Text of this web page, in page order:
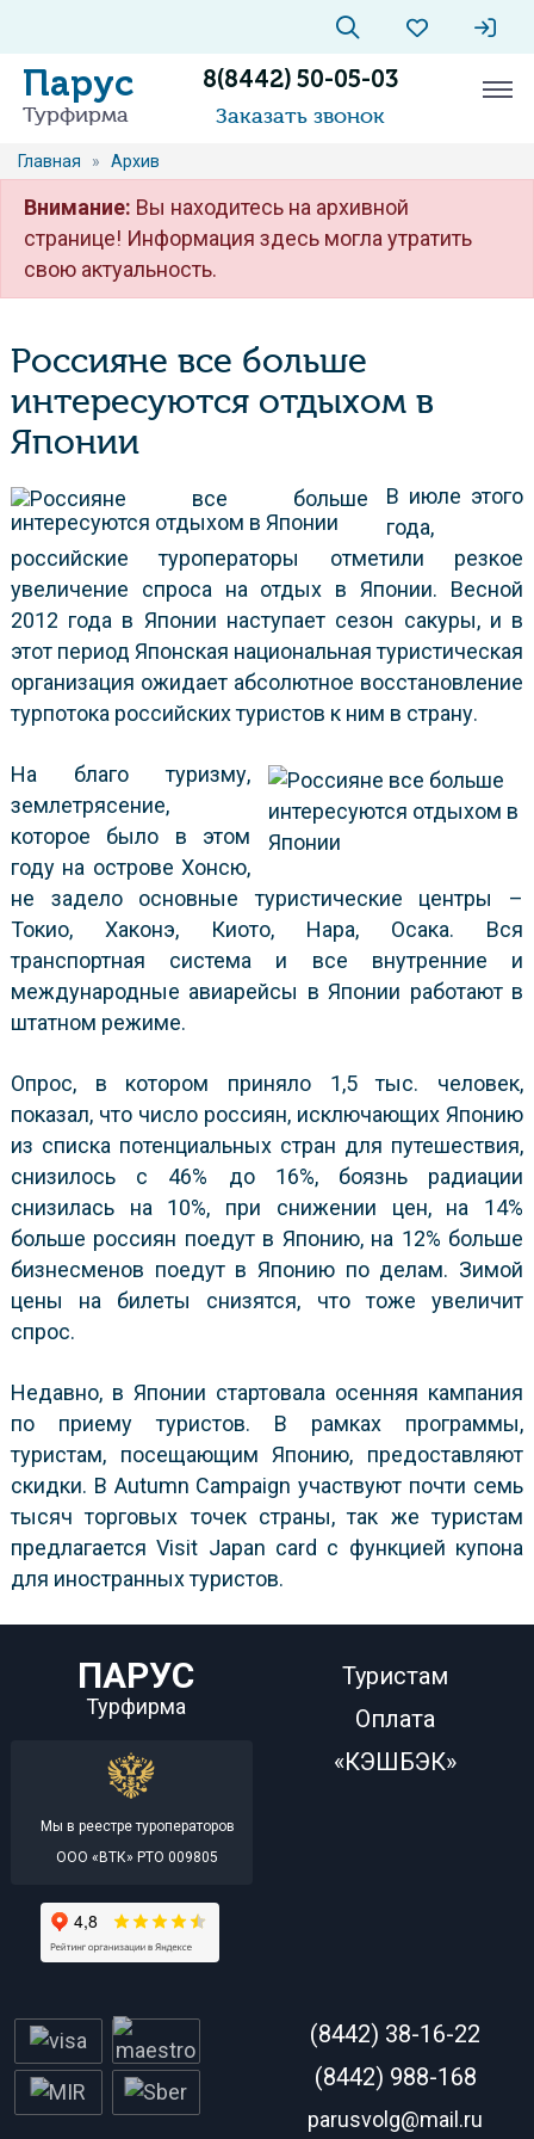
Парус
Турфирма
8(8442) 50-05-03
Заказать звонок
Главная » Архив
Внимание: Вы находитесь на архивной
странице! Информация здесь могла утратить
свою актуальность.
Россияне все больше
интересуются отдыхом в
Японии
В июле этого
года,
российские туроператоры отметили резкое
увеличение спроса на отдых в Японии. Весной
2012 года в Японии наступает сезон сакуры, и в
этот период Японская национальная туристическая
организация ожидает абсолютное восстановление
турпотока российских туристов к ним в страну.
На благо туризму,
землетрясение,
которое было в этом
году на острове Хонсю,
не задело основные туристические центры –
Токио, Хаконэ, Киото, Нара, Осака. Вся
транспортная система и все внутренние и
международные авиарейсы в Японии работают в
штатном режиме.
Опрос, в котором приняло 1,5 тыс. человек,
показал, что число россиян, исключающих Японию
из списка потенциальных стран для путешествия,
снизилось с 46% до 16%, боязнь радиации
снизилась на 10%, при снижении цен, на 14%
больше россиян поедут в Японию, на 12% больше
бизнесменов поедут в Японию по делам. Зимой
цены на билеты снизятся, что тоже увеличит
спрос.
Недавно, в Японии стартовала осенняя кампания
по приему туристов. В рамках программы,
туристам, посещающим Японию, предоставляют
скидки. В Autumn Campaign участвуют почти семь
тысяч торговых точек страны, так же туристам
предлагается Visit Japan card с функцией купона
для иностранных туристов.
ПАРУС
Турфирма
Мы в реестре туроператоров
ООО «ВТК» РТО 009805
Туристам
Оплата
«КЭШБЭК»
(8442) 38-16-22
(8442) 988-168
parusvolg@mail.ru